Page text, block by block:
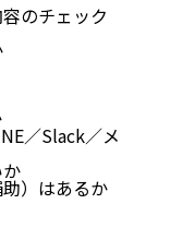
のチェック
／Slack／メ
）はあるか